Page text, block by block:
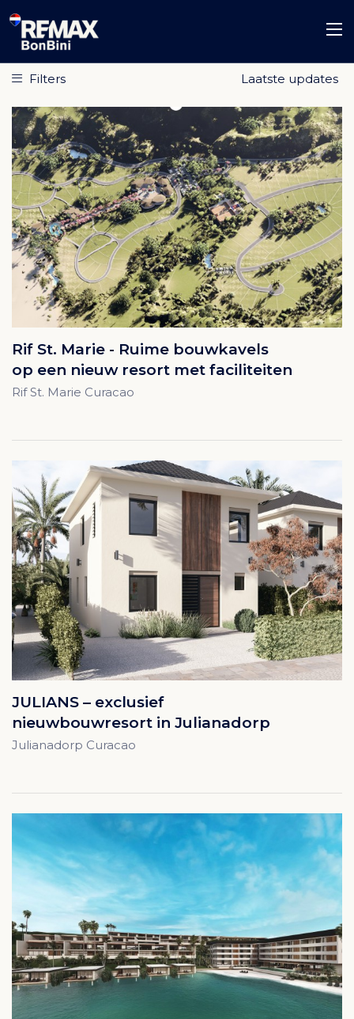
Filters
Rif St. Marie - Ruime bouwkavels
op een nieuw resort met faciliteiten
Rif St. Marie Curacao
JULIANS – exclusief
nieuwbouwresort in Julianadorp
Julianadorp Curacao